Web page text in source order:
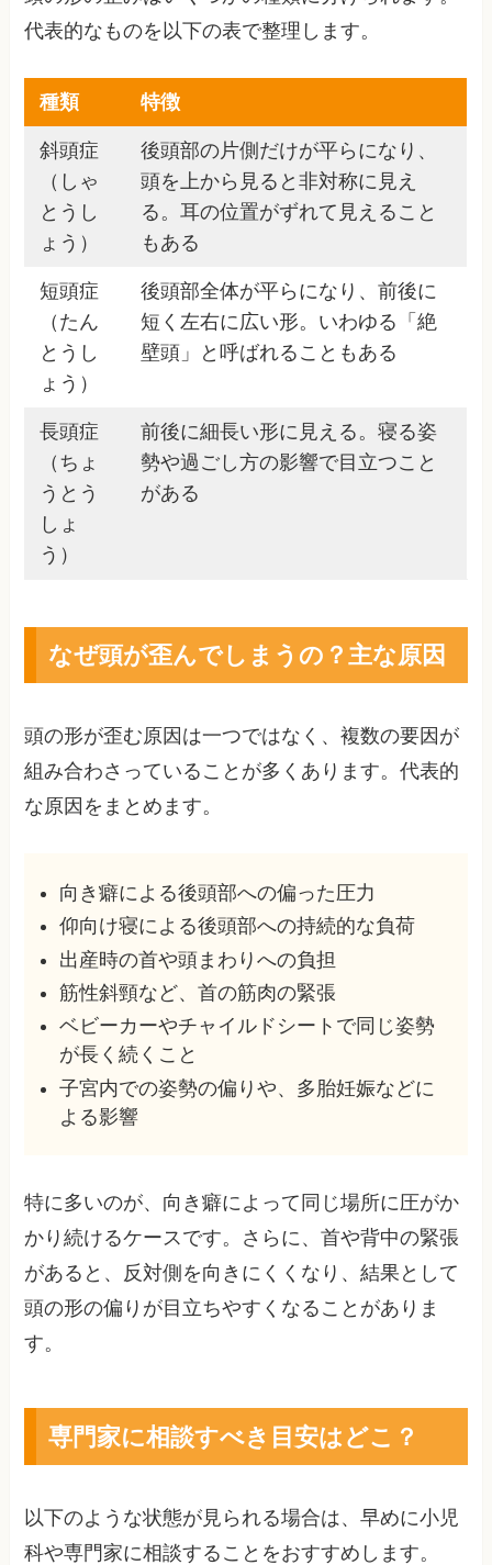
代表的なものを以下の表で整理します。
種類 特徴
斜頭症
（しゃ
とうし
ょう）
後頭部の片側だけが平らになり、
頭を上から見ると非対称に見え
る。耳の位置がずれて見えること
もある
短頭症
（たん
とうし
ょう）
後頭部全体が平らになり、前後に
短く左右に広い形。いわゆる「絶
壁頭」と呼ばれることもある
長頭症
（ちょ
うとう
しょ
う）
前後に細長い形に見える。寝る姿
勢や過ごし方の影響で目立つこと
がある
なぜ頭が歪んでしまうの？主な原因
頭の形が歪む原因は一つではなく、複数の要因が
組み合わさっていることが多くあります。代表的
な原因をまとめます。
向き癖による後頭部への偏った圧力
仰向け寝による後頭部への持続的な負荷
出産時の首や頭まわりへの負担
筋性斜頸など、首の筋肉の緊張
ベビーカーやチャイルドシートで同じ姿勢
が長く続くこと
子宮内での姿勢の偏りや、多胎妊娠などに
よる影響
特に多いのが、向き癖によって同じ場所に圧がか
かり続けるケースです。さらに、首や背中の緊張
があると、反対側を向きにくくなり、結果として
頭の形の偏りが目立ちやすくなることがありま
す。
専門家に相談すべき目安はどこ？
以下のような状態が見られる場合は、早めに小児
科や専門家に相談することをおすすめします。